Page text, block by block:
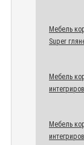
Мебель
Super
Мебель
Мебель